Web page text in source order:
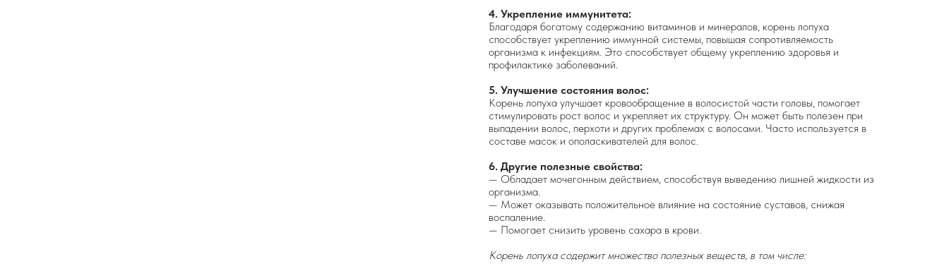
4. Укрепление иммунитета:
Благодаря богатому содержанию витаминов и минералов, корень лопуха
способствует укреплению иммунной системы, повышая сопротивляемость
организма к инфекциям. Это способствует общему укреплению здоровья и
профилактике заболеваний.
5. Улучшение состояния волос:
Корень лопуха улучшает кровообращение в волосистой части головы, помогает
стимулировать рост волос и укрепляет их структуру. Он может быть полезен при
выпадении волос, перхоти и других проблемах с волосами. Часто используется в
составе масок и ополаскивателей для волос.
6. Другие полезные свойства:
— Обладает мочегонным действием, способствуя выведению лишней жидкости из
организма.
— Может оказывать положительное влияние на состояние суставов, снижая
воспаление.
— Помогает снизить уровень сахара в крови.
Корень лопуха содержит множество полезных веществ, в том числе: